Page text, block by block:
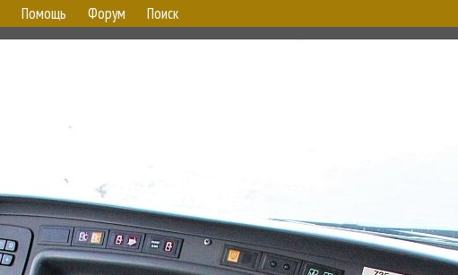
Помощь Форум Поиск